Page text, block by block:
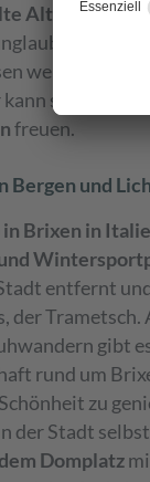
Altstadt–
und
wert. Und
sich in
freuen.
Bergen und
Brixen in
entfernt
der
gibt
rund um
zu
der Stadt
Domplatz